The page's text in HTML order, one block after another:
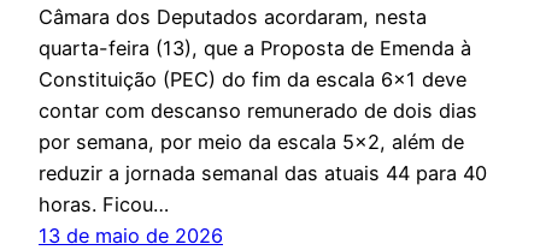
Câmara dos Deputados acordaram, nesta
quarta-feira (13), que a Proposta de Emenda à
Constituição (PEC) do fim da escala 6×1 deve
contar com descanso remunerado de dois dias
por semana, por meio da escala 5×2, além de
reduzir a jornada semanal das atuais 44 para 40
horas. Ficou…
13 de maio de 2026